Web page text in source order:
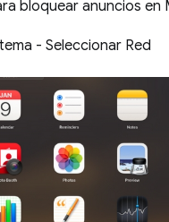
bloquear anuncios en
- Seleccionar Red